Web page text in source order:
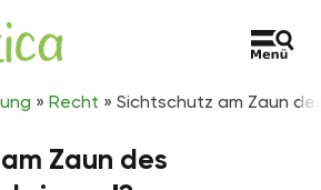
» Recht » Sichtschutz am Zaun
Zaun des